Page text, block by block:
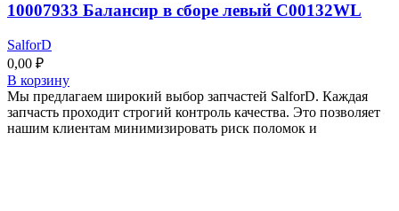
10007933 Балансир в сборе левый C00132WL
SalforD
0,00 ₽
В корзину
Мы предлагаем широкий выбор запчастей SalforD. Каждая
запчасть проходит строгий контроль качества. Это позволяет
нашим клиентам минимизировать риск поломок и